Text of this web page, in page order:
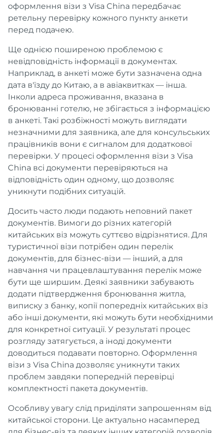
оформлення візи з Visa China передбачає
ретельну перевірку кожного пункту анкети
перед подачею.
Ще однією поширеною проблемою є
невідповідність інформації в документах.
Наприклад, в анкеті може бути зазначена одна
дата в'їзду до Китаю, а в авіаквитках — інша.
Інколи адреса проживання, вказана в
бронюванні готелю, не збігається з інформацією
в анкеті. Такі розбіжності можуть виглядати
незначними для заявника, але для консульських
працівників вони є сигналом для додаткової
перевірки. У процесі оформлення візи з Visa
China всі документи перевіряються на
відповідність один одному, що дозволяє
уникнути подібних ситуацій.
Досить часто люди подають неповний пакет
документів. Вимоги до різних категорій
китайських віз можуть суттєво відрізнятися. Для
туристичної візи потрібен один перелік
документів, для бізнес-візи — інший, а для
навчання чи працевлаштування перелік може
бути ще ширшим. Деякі заявники забувають
додати підтвердження бронювання житла,
виписку з банку, копії попередніх китайських віз
або інші документи, які можуть бути необхідними
для конкретної ситуації. У результаті процес
розгляду затягується, а іноді документи
доводиться подавати повторно. Оформлення
візи з Visa China дозволяє уникнути таких
проблем завдяки попередній перевірці
комплектності пакета документів.
Особливу увагу слід приділяти запрошенням від
китайської сторони. Це актуально насамперед